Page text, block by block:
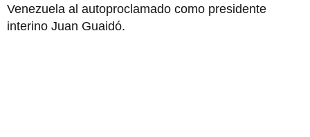
Venezuela al autoproclamado como presidente
interino Juan Guaidó.